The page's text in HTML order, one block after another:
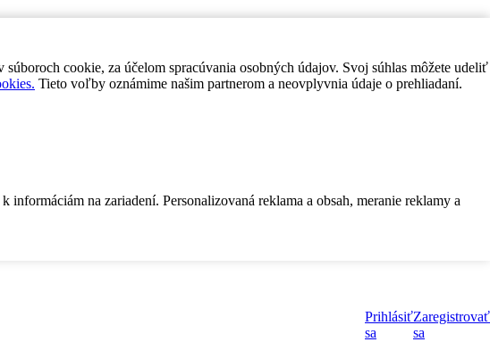
cookie, za účelom spracúvania osobných údajov. Svoj súhlas môžete udeliť
Tieto voľby oznámime našim partnerom a neovplyvnia údaje o prehliadaní.
na zariadení. Personalizovaná reklama a obsah, meranie reklamy a
Prihlásiť
sa
Zaregistrovať
sa